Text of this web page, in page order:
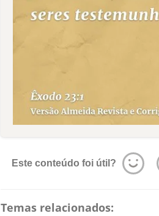
Este conteúdo foi útil?
Temas relacionados: